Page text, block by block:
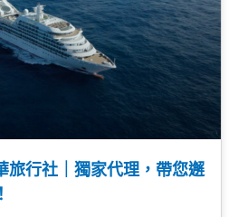
旅行社｜獨家代理，帶您邂